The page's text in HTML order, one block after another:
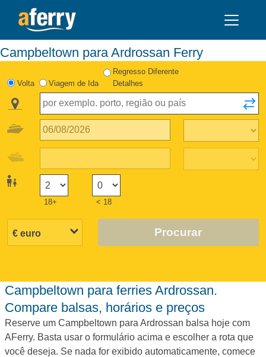
Campbeltown para Ardrossan Ferry
Volta Viagem de Ida
Regresso Diferente
Detalhes
18+ < 18
Procurar
Campbeltown para ferries Ardrossan.
Compare balsas, horários e preços
Reserve um Campbeltown para Ardrossan balsa hoje com
AFerry. Basta usar o formulário acima e escolher a rota que
você deseja. Se nada for exibido automaticamente, comece